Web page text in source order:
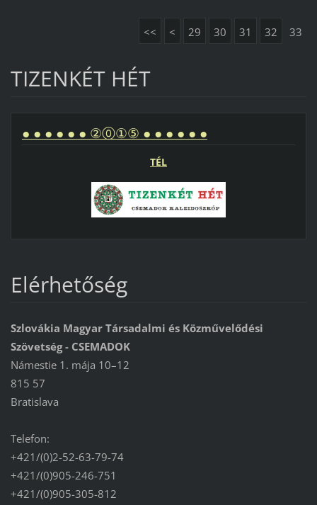
<< < 29 30 31 32 33
TIZENKÉT HÉT
● ● ● ● ● ● ②⓪①⑤ ● ● ● ● ● ●
TÉL
Elérhetőség
Szlovákia Magyar Társadalmi és Közművelődési
Szövetség - CSEMADOK
Námestie 1. mája 10–12
815 57
Bratislava
Telefon:
+421/(0)2-52-63-79-74
+421/(0)905-246-751
+421/(0)905-305-812